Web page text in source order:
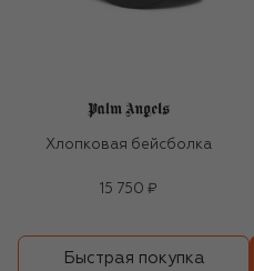
Хлопковая бейсболка
15 750 ₽
Быстрая покупка